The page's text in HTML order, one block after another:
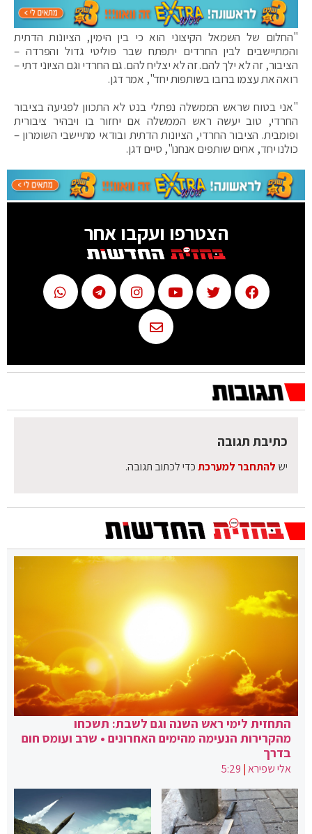
"החלום של השמאל הקיצוני הוא כי בין הימין, הציונות הדתית
והמתיישבים לבין החרדים יתפתח שבר פוליטי גדול והפרדה –
הציבור, זה לא ילך להם. זה לא יצליח להם. גם החרדי וגם הציוני דתי –
רואה את עצמו ברובו בשותפות יחד", אמר דגן.
"אני בטוח שראש הממשלה נפתלי בנט לא התכוון לפגיעה בציבור
החרדי, טוב יעשה ראש הממשלה אם יחזור בו ויבהיר ציבורית
ופומבית. הציבור החרדי, הציונות הדתית ובודאי מתיישבי השומרון –
כולנו יחד, אחים שותפים אנחנו", סיים דגן.
הצטרפו ועקבו אחר
כתיבת תגובה
יש להתחבר למערכתכדי לכתוב תגובה.
התחזית לימי ראש השנה וגם לשבת: תשכחו
מהקרירות הנעימה מהימים האחרונים • שרב ועומס חום
בדרך
אלי שפירא|
5:29